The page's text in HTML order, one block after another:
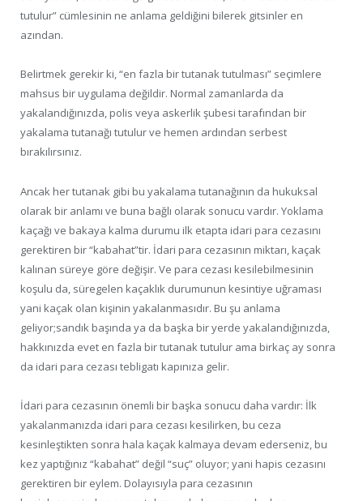
tutulur” cümlesinin ne anlama geldiğini bilerek gitsinler en
azından.
Belirtmek gerekir ki, “en fazla bir tutanak tutulması” seçimlere
mahsus bir uygulama değildir. Normal zamanlarda da
yakalandığınızda, polis veya askerlik şubesi tarafından bir
yakalama tutanağı tutulur ve hemen ardından serbest
bırakılırsınız.
Ancak her tutanak gibi bu yakalama tutanağının da hukuksal
olarak bir anlamı ve buna bağlı olarak sonucu vardır. Yoklama
kaçağı ve bakaya kalma durumu ilk etapta idari para cezasını
gerektiren bir “kabahat”tir. İdari para cezasının miktarı, kaçak
kalınan süreye göre değişir. Ve para cezası kesilebilmesinin
koşulu da, süregelen kaçaklık durumunun kesintiye uğraması
yani kaçak olan kişinin yakalanmasıdır. Bu şu anlama
geliyor;sandık başında ya da başka bir yerde yakalandığınızda,
hakkınızda evet en fazla bir tutanak tutulur ama birkaç ay sonra
da idari para cezası tebligatı kapınıza gelir.
İdari para cezasının önemli bir başka sonucu daha vardır: İlk
yakalanmanızda idari para cezası kesilirken, bu ceza
kesinleştikten sonra hala kaçak kalmaya devam ederseniz, bu
kez yaptığınız “kabahat” değil “suç” oluyor; yani hapis cezasını
gerektiren bir eylem. Dolayısıyla para cezasının